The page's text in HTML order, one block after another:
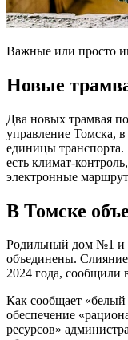
Важные или просто
Новые
Два новых трамвая
управление Томска,
единицы
есть климат-
электронные
В Томске
Родильный дом №1 и
объединены.
2024 года, сообщили
Как сообщает
обеспечение
ресурсов»